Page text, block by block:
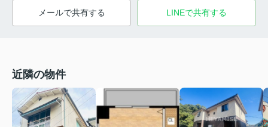
メールで共有する LINEで共有する
近隣の物件